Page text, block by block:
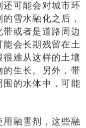
还可能会对城市环
雪水融化之后，
或者是道路周边
会长期残留在土
难从这样的土壤
生长。另外，带
的水体中，可能
融雪剂，这些融